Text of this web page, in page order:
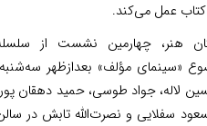
عمل می‌کند.
هنر، چهارمین نشست از سلسله
مؤلف» بعدازظهر سه‌‌شنبه،
عبدالحسین لاله، جواد طوسی، حمید دهقان پور،
سفلایی و نصرت‌الله تابش در سالن